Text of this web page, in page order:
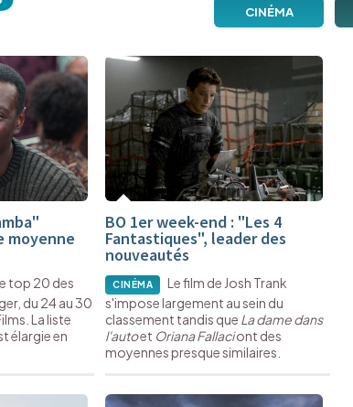
CINÉMA
moyenne
top 20 des
du 24 au 30
La liste
élargie en
BO 1er week-end : "Les 4
Fantastiques", leader des
nouveautés
CINÉMA
Le film de Josh Trank
s'impose largement au sein du
classement tandis que La dame dans
l'autoet Oriana Fallaciont des
moyennes presque similaires.